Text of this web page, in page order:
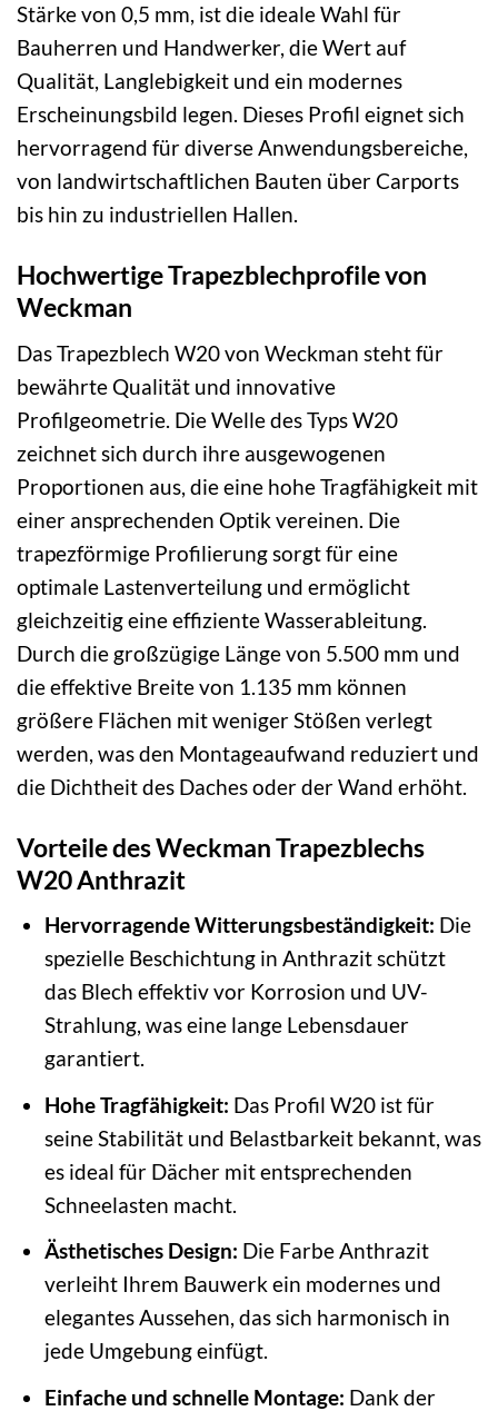
Stärke von 0,5 mm, ist die ideale Wahl für
Bauherren und Handwerker, die Wert auf
Qualität, Langlebigkeit und ein modernes
Erscheinungsbild legen. Dieses Profil eignet sich
hervorragend für diverse Anwendungsbereiche,
von landwirtschaftlichen Bauten über Carports
bis hin zu industriellen Hallen.
Hochwertige Trapezblechprofile von
Weckman
Das Trapezblech W20 von Weckman steht für
bewährte Qualität und innovative
Profilgeometrie. Die Welle des Typs W20
zeichnet sich durch ihre ausgewogenen
Proportionen aus, die eine hohe Tragfähigkeit mit
einer ansprechenden Optik vereinen. Die
trapezförmige Profilierung sorgt für eine
optimale Lastenverteilung und ermöglicht
gleichzeitig eine effiziente Wasserableitung.
Durch die großzügige Länge von 5.500 mm und
die effektive Breite von 1.135 mm können
größere Flächen mit weniger Stößen verlegt
werden, was den Montageaufwand reduziert und
die Dichtheit des Daches oder der Wand erhöht.
Vorteile des Weckman Trapezblechs
W20 Anthrazit
Hervorragende Witterungsbeständigkeit: Die
spezielle Beschichtung in Anthrazit schützt
das Blech effektiv vor Korrosion und UV-
Strahlung, was eine lange Lebensdauer
garantiert.
Hohe Tragfähigkeit: Das Profil W20 ist für
seine Stabilität und Belastbarkeit bekannt, was
es ideal für Dächer mit entsprechenden
Schneelasten macht.
Ästhetisches Design: Die Farbe Anthrazit
verleiht Ihrem Bauwerk ein modernes und
elegantes Aussehen, das sich harmonisch in
jede Umgebung einfügt.
Einfache und schnelle Montage: Dank der